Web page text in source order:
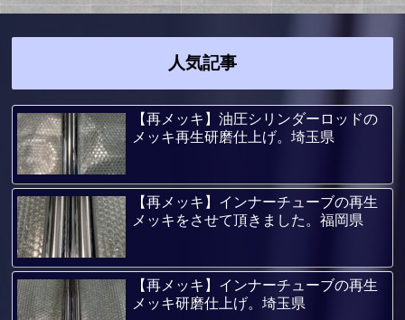
人気記事
【再メッキ】油圧シリンダーロッドの
メッキ再生研磨仕上げ。埼玉県
【再メッキ】インナーチューブの再生
メッキをさせて頂きました。福岡県
【再メッキ】インナーチューブの再生
メッキ研磨仕上げ。埼玉県